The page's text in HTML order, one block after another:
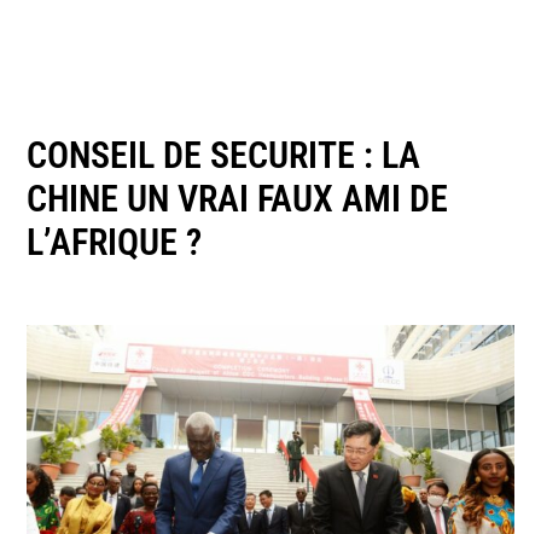
CONSEIL DE SECURITE : LA
CHINE UN VRAI FAUX AMI DE
L’AFRIQUE ?